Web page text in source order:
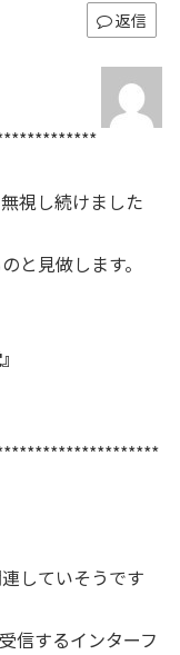
返信
視し続けました
と見做します。
していそうです
信するインターフ